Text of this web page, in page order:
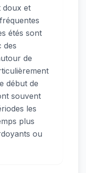
doux et
étés sont
des
de
début de
souvent
les
plus
ou